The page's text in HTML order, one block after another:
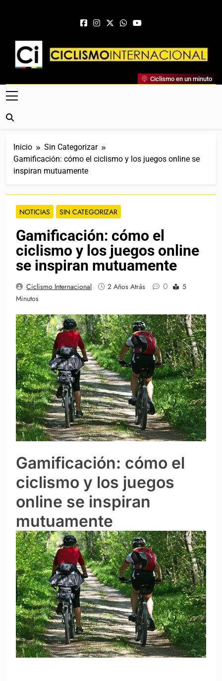
Ciclismo Internacional
Web Dedicada Al Ciclismo Mundial. Entrevistas, Análisis,
Crónicas, Previas Y Más. La Web Ciclista De Referencia.
Ciclismo en un minuto
Inicio
Sin Categorizar
Gamificación: cómo el ciclismo y los juegos online se
inspiran mutuamente
NOTICIAS SIN CATEGORIZAR
Gamificación: cómo el
ciclismo y los juegos online
se inspiran mutuamente
Ciclismo Internacional 2 Años Atrás 0
5
Minutos
Gamificación: cómo el
ciclismo y los juegos
online se inspiran
mutuamente